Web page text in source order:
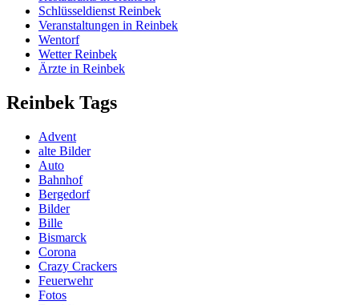
Schlüsseldienst Reinbek
Veranstaltungen in Reinbek
Wentorf
Wetter Reinbek
Ärzte in Reinbek
Reinbek Tags
Advent
alte Bilder
Auto
Bahnhof
Bergedorf
Bilder
Bille
Bismarck
Corona
Crazy Crackers
Feuerwehr
Fotos